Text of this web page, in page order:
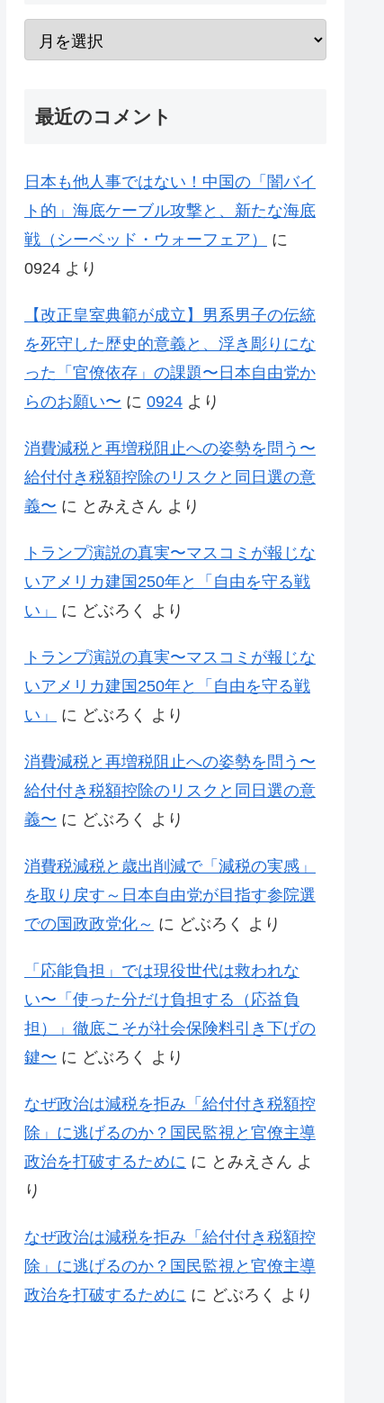
最近のコメント
日本も他人事ではない！中国の「闇バイ
ト的」海底ケーブル攻撃と、新たな海底
戦（シーベッド・ウォーフェア）
に
0924 より
【改正皇室典範が成立】男系男子の伝統
を死守した歴史的意義と、浮き彫りにな
った「官僚依存」の課題〜日本自由党か
らのお願い〜 に 0924 より
消費減税と再増税阻止への姿勢を問う〜
給付付き税額控除のリスクと同日選の意
義〜 に とみえさん より
トランプ演説の真実〜マスコミが報じな
いアメリカ建国250年と「自由を守る戦
い」
に どぶろく より
トランプ演説の真実〜マスコミが報じな
いアメリカ建国250年と「自由を守る戦
い」
に どぶろく より
消費減税と再増税阻止への姿勢を問う〜
給付付き税額控除のリスクと同日選の意
義〜 に どぶろく より
消費税減税と歳出削減で「減税の実感」
を取り戻す～日本自由党が目指す参院選
での国政政党化～ に どぶろく より
「応能負担」では現役世代は救われな
い〜「使った分だけ負担する（応益負
担）」徹底こそが社会保険料引き下げの
鍵〜 に どぶろく より
なぜ政治は減税を拒み「給付付き税額控
除」に逃げるのか？国民監視と官僚主導
政治を打破するために に とみえさん よ
り
なぜ政治は減税を拒み「給付付き税額控
除」に逃げるのか？国民監視と官僚主導
政治を打破するために に どぶろく より